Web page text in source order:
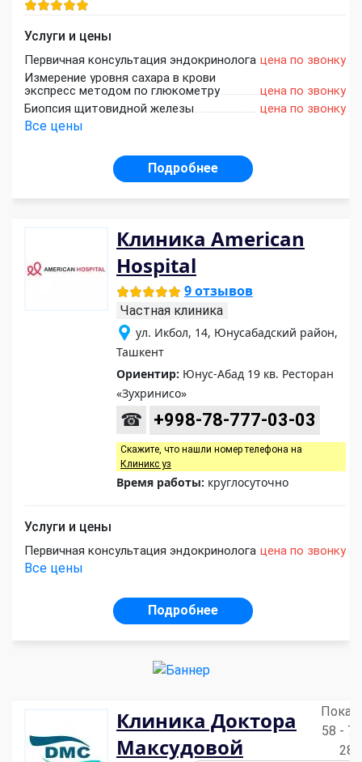
Услуги и цены
Первичная консультация эндокринолога цена по звонку
Измерение уровня сахара в крови
экспресс методом по глюкометру
цена по звонку
Биопсия щитовидной железы
цена по звонку
Все цены
Подробнее
Клиника American
Hospital
9 отзывов
Частная клиника
ул. Икбол, 14, Юнусабадский район,
Ташкент
Ориентир: Юнус-Абад 19 кв. Ресторан
«Зухринисо»
☎ +998-78-777-03-03
Скажите, что нашли номер телефона на
Клиникс уз
Время работы: круглосуточно
Услуги и цены
Первичная консультация эндокринолога цена по звонку
Все цены
Подробнее
Клиника Доктора
Максудовой
58 -
285